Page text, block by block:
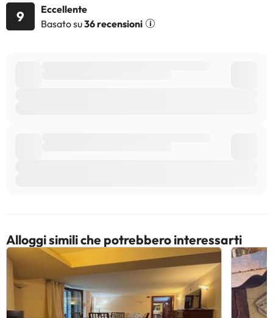
9
Eccellente
Basato su36 recensioni
Alloggi simili che potrebbero interessarti